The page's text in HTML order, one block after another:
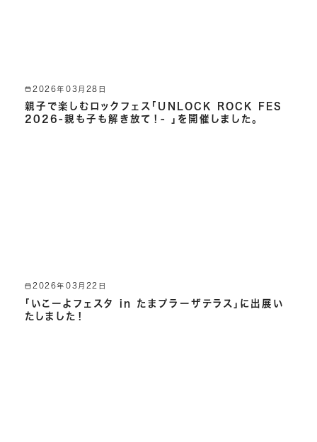
2026年03月28日
親子で楽しむロックフェス「UNLOCK ROCK FES
2026-親も子も解き放て！- 」を開催しました。
2026年03月22日
「いこーよフェスタ in たまプラーザテラス」に出展い
たしました！